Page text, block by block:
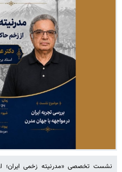
نشست تخصصی «مدرنیته زخمی ایران؛ از